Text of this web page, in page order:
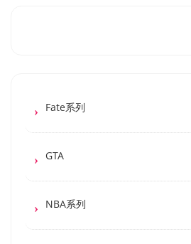
Fate系列
GTA
NBA系列